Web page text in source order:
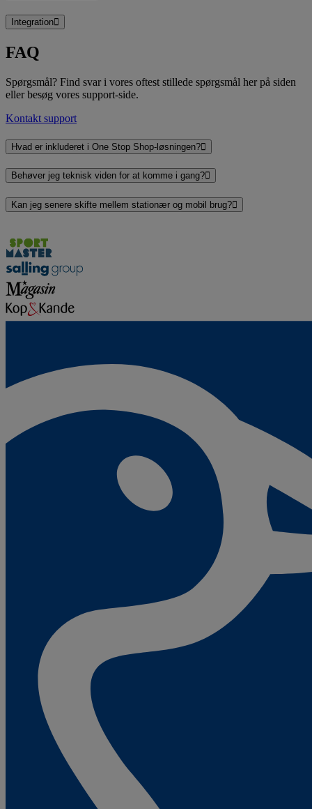
Integration
FAQ
Spørgsmål? Find svar i vores oftest stillede spørgsmål her på siden
eller besøg vores support-side.
Kontakt support
Hvad er inkluderet i One Stop Shop-løsningen?
Behøver jeg teknisk viden for at komme i gang?
Kan jeg senere skifte mellem stationær og mobil brug?